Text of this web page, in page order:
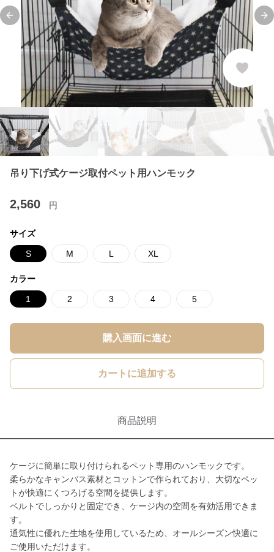
Previous slide
吊り下げ式ケージ取付ペット用ハンモック
2,560 円
サイズ
S M L XL
カラー
1 2 3 4 5
購入画面に進む
カートに追加する
商品説明
ケージに簡単に取り付けられるペット専用のハンモックです。
柔らかなキャンバス素材とコットンで作られており、大切なペッ
トが快適にくつろげる空間を提供します。
ベルトでしっかりと固定でき、ケージ内の空間を有効活用できま
す。
通気性に優れた生地を使用しているため、オールシーズン快適に
ご使用いただけます。